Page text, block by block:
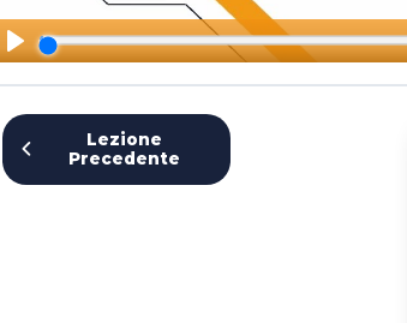
Lezione
Precedente